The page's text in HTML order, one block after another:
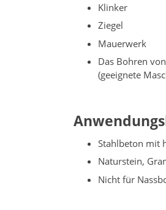
Klinker
Ziegel
Mauerwerk
Das Bohren
(geeignete
Stahlbeton mit
Naturstein,
Nicht für